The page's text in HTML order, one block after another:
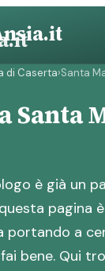
di Caserta›Santa
Santa
è già un
pagina
portando a
bene. Qui